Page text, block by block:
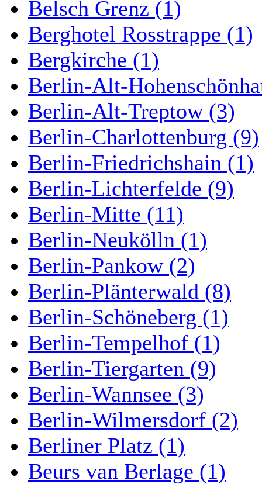
Belsch Grenz (1)
Berghotel Rosstrappe (1)
Bergkirche (1)
Berlin-Alt-
Berlin-Alt-Treptow (3)
Berlin-Charlottenburg (9)
Berlin-Friedrichshain (1)
Berlin-Lichterfelde (9)
Berlin-Mitte (11)
Berlin-Neukölln (1)
Berlin-Pankow (2)
Berlin-Plänterwald (8)
Berlin-Schöneberg (1)
Berlin-Tempelhof (1)
Berlin-Tiergarten (9)
Berlin-Wannsee (3)
Berlin-Wilmersdorf (2)
Berliner Platz (1)
Beurs van Berlage (1)